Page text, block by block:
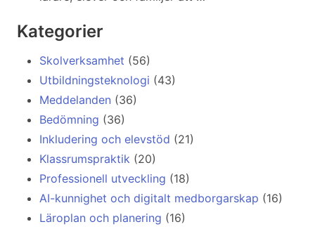
Kategorier
Skolverksamhet (56)
Utbildningsteknologi (43)
Meddelanden (36)
Bedömning (36)
Inkludering och elevstöd (21)
Klassrumspraktik (20)
Professionell utveckling (18)
AI-kunnighet och digitalt medborgarskap (16)
Läroplan och planering (16)